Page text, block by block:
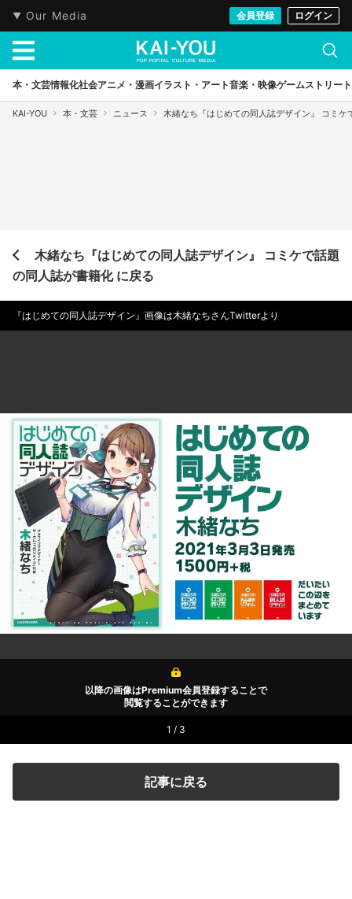
Our Media 会員登録 ログイン
本・文芸情報化社会アニメ・漫画イラスト・アート音楽・映像ゲームストリート
KAI-YOU 本・文芸 ニュース 木緒なち『はじめての同人誌デザイン』 コミケ
木緒なち『はじめての同人誌デザイン』 コミケで話題
の同人誌が書籍化 に戻る
『はじめての同人誌デザイン』画像は木緒なちさんTwitterより
以降の画像はPremium会員登録することで
閲覧することができます
1 / 3
記事に戻る